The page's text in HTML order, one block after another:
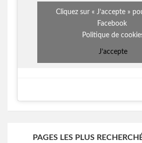
Cliquez sur « J’accepte »
Facebook
Politique de
J’accepte
PAGES LES PLUS